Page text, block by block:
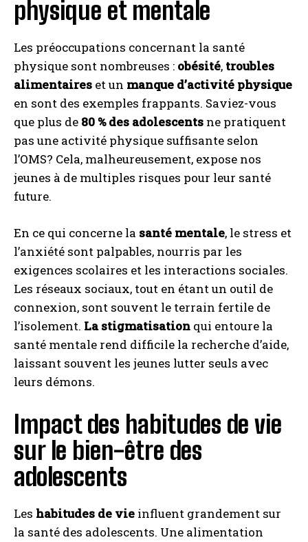
physique et mentale
Les préoccupations concernant la santé
physique sont nombreuses : obésité, troubles
alimentaires et un manque d’activité physique
en sont des exemples frappants. Saviez-vous
que plus de 80 % des adolescents ne pratiquent
pas une activité physique suffisante selon
l’OMS? Cela, malheureusement, expose nos
jeunes à de multiples risques pour leur santé
future.
En ce qui concerne la santé mentale, le stress et
l’anxiété sont palpables, nourris par les
exigences scolaires et les interactions sociales.
Les réseaux sociaux, tout en étant un outil de
connexion, sont souvent le terrain fertile de
l’isolement. La stigmatisation qui entoure la
santé mentale rend difficile la recherche d’aide,
laissant souvent les jeunes lutter seuls avec
leurs démons.
Impact des habitudes de vie
sur le bien-être des
adolescents
Les habitudes de vie influent grandement sur
la santé des adolescents. Une alimentation